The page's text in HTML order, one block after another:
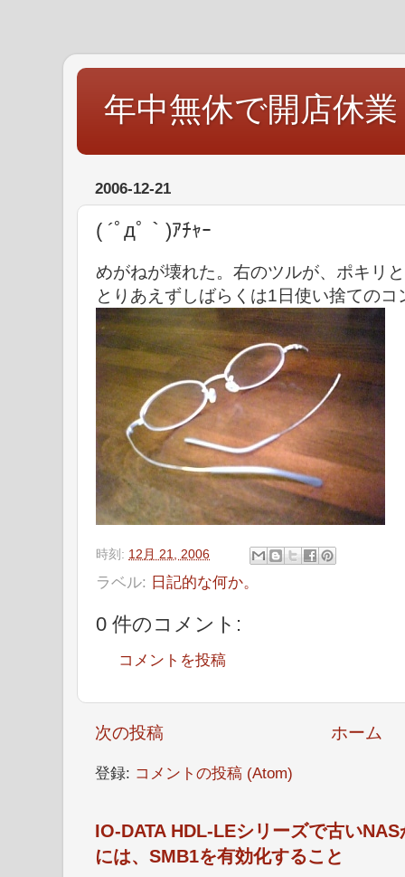
年中無休で開店休業
2006-12-21
( ´ﾟдﾟ｀)ｱﾁｬｰ
めがねが壊れた。右のツルが、ポキリ
とりあえずしばらくは1日使い捨ての
時刻: 12月 21, 2006
ラベル: 日記的な何か。
0 件のコメント:
コメントを投稿
次の投稿 ホーム
登録: コメントの投稿 (Atom)
IO-DATA HDL-LEシリーズで古い
には、SMB1を有効化すること